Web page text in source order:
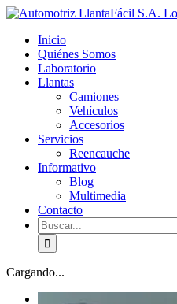
Skip
content
facebook
youtube
Inicio
Quiénes Somos
Laboratorio
Llantas
Camiones
Vehículos
Accesorios
Servicios
Reencauche
Informativo
Blog
Multimedia
Contacto
Buscar:
Cargando...